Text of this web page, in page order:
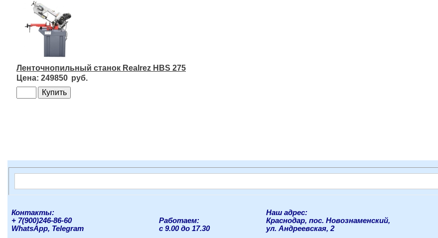
Ленточнопильный станок Realrez HBS 275
249850
Контакты:
+ 7(900)246-86-60
WhatsApp, Telegram
Работаем:
с 9.00 до 17.30
Наш адрес:
Краснодар, пос. Новознаменский,
ул. Андреевская, 2